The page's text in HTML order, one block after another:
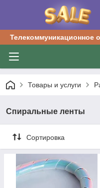
Телекоммуникационное
Товары и услуги
Спиральные ленты
Сортировка